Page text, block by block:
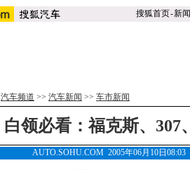
搜狐首页-新闻
汽车频道 >> 汽车新闻 >> 车市新闻
白领必看：福克斯、307
AUTO.SOHU.COM 2005年06月10日